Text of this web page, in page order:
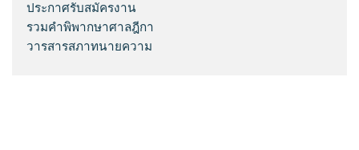
ประกาศรับสมัครงาน
รวมคำพิพากษาศาลฎีกา
วารสารสภาทนายความ